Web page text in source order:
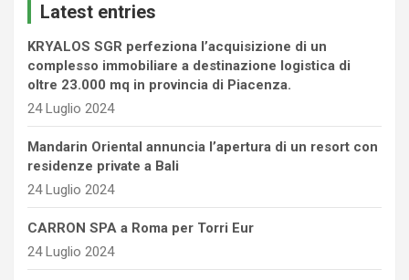
Latest entries
KRYALOS SGR perfeziona l’acquisizione di un
complesso immobiliare a destinazione logistica di
oltre 23.000 mq in provincia di Piacenza.
24 Luglio 2024
Mandarin Oriental annuncia l’apertura di un resort con
residenze private a Bali
24 Luglio 2024
CARRON SPA a Roma per Torri Eur
24 Luglio 2024